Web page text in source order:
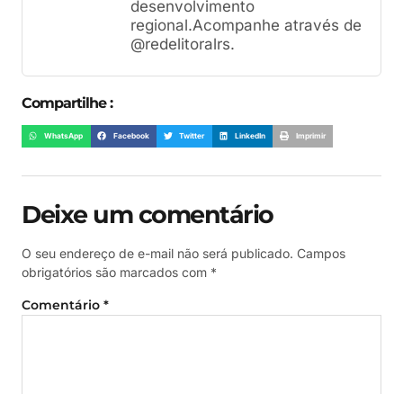
desenvolvimento
regional.Acompanhe através de
@redelitoralrs.
Compartilhe :
WhatsApp Facebook Twitter LinkedIn Imprimir
Deixe um comentário
O seu endereço de e-mail não será publicado. Campos
obrigatórios são marcados com *
Comentário *